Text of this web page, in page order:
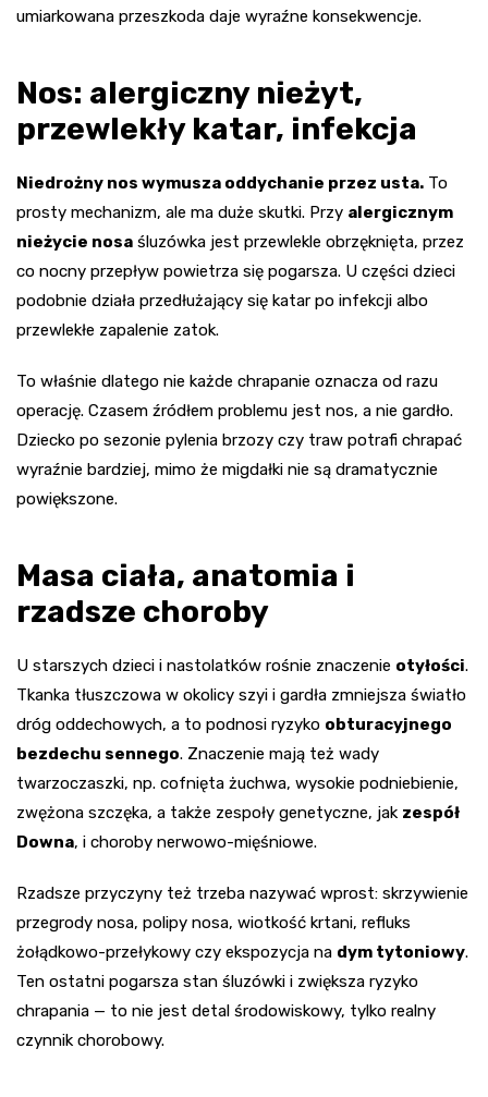
umiarkowana przeszkoda daje wyraźne konsekwencje.
Nos: alergiczny nieżyt,
przewlekły katar, infekcja
Niedrożny nos wymusza oddychanie przez usta. To
prosty mechanizm, ale ma duże skutki. Przy alergicznym
nieżycie nosa śluzówka jest przewlekle obrzęknięta, przez
co nocny przepływ powietrza się pogarsza. U części dzieci
podobnie działa przedłużający się katar po infekcji albo
przewlekłe zapalenie zatok.
To właśnie dlatego nie każde chrapanie oznacza od razu
operację. Czasem źródłem problemu jest nos, a nie gardło.
Dziecko po sezonie pylenia brzozy czy traw potrafi chrapać
wyraźnie bardziej, mimo że migdałki nie są dramatycznie
powiększone.
Masa ciała, anatomia i
rzadsze choroby
U starszych dzieci i nastolatków rośnie znaczenie otyłości.
Tkanka tłuszczowa w okolicy szyi i gardła zmniejsza światło
dróg oddechowych, a to podnosi ryzyko obturacyjnego
bezdechu sennego. Znaczenie mają też wady
twarzoczaszki, np. cofnięta żuchwa, wysokie podniebienie,
zwężona szczęka, a także zespoły genetyczne, jak zespół
Downa, i choroby nerwowo-mięśniowe.
Rzadsze przyczyny też trzeba nazywać wprost: skrzywienie
przegrody nosa, polipy nosa, wiotkość krtani, refluks
żołądkowo-przełykowy czy ekspozycja na dym tytoniowy.
Ten ostatni pogarsza stan śluzówki i zwiększa ryzyko
chrapania — to nie jest detal środowiskowy, tylko realny
czynnik chorobowy.